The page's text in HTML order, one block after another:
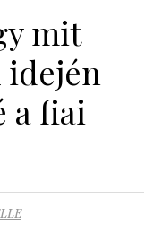
mit
idején
a fiai